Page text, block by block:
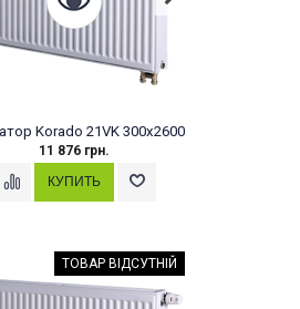
Korado 21VK 300x2600
11 876 грн.
ТОВАР ВІДСУТНІЙ